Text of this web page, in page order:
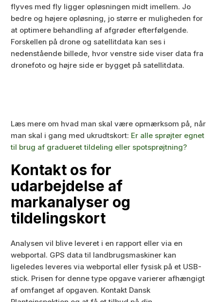
flyves med fly ligger opløsningen midt imellem. Jo
bedre og højere opløsning, jo større er muligheden for
at optimere behandling af afgrøder efterfølgende.
Forskellen på drone og satellitdata kan ses i
nedenstående billede, hvor venstre side viser data fra
dronefoto og højre side er bygget på satellitdata.
Læs mere om hvad man skal være opmærksom på, når
man skal i gang med ukrudtskort: Er alle sprøjter egnet
til brug af gradueret tildeling eller spotsprøjtning?
Kontakt os for
udarbejdelse af
markanalyser og
tildelingskort
Analysen vil blive leveret i en rapport eller via en
webportal. GPS data til landbrugsmaskiner kan
ligeledes leveres via webportal eller fysisk på et USB-
stick. Prisen for denne type opgave varierer afhængigt
af omfanget af opgaven. Kontakt Dansk